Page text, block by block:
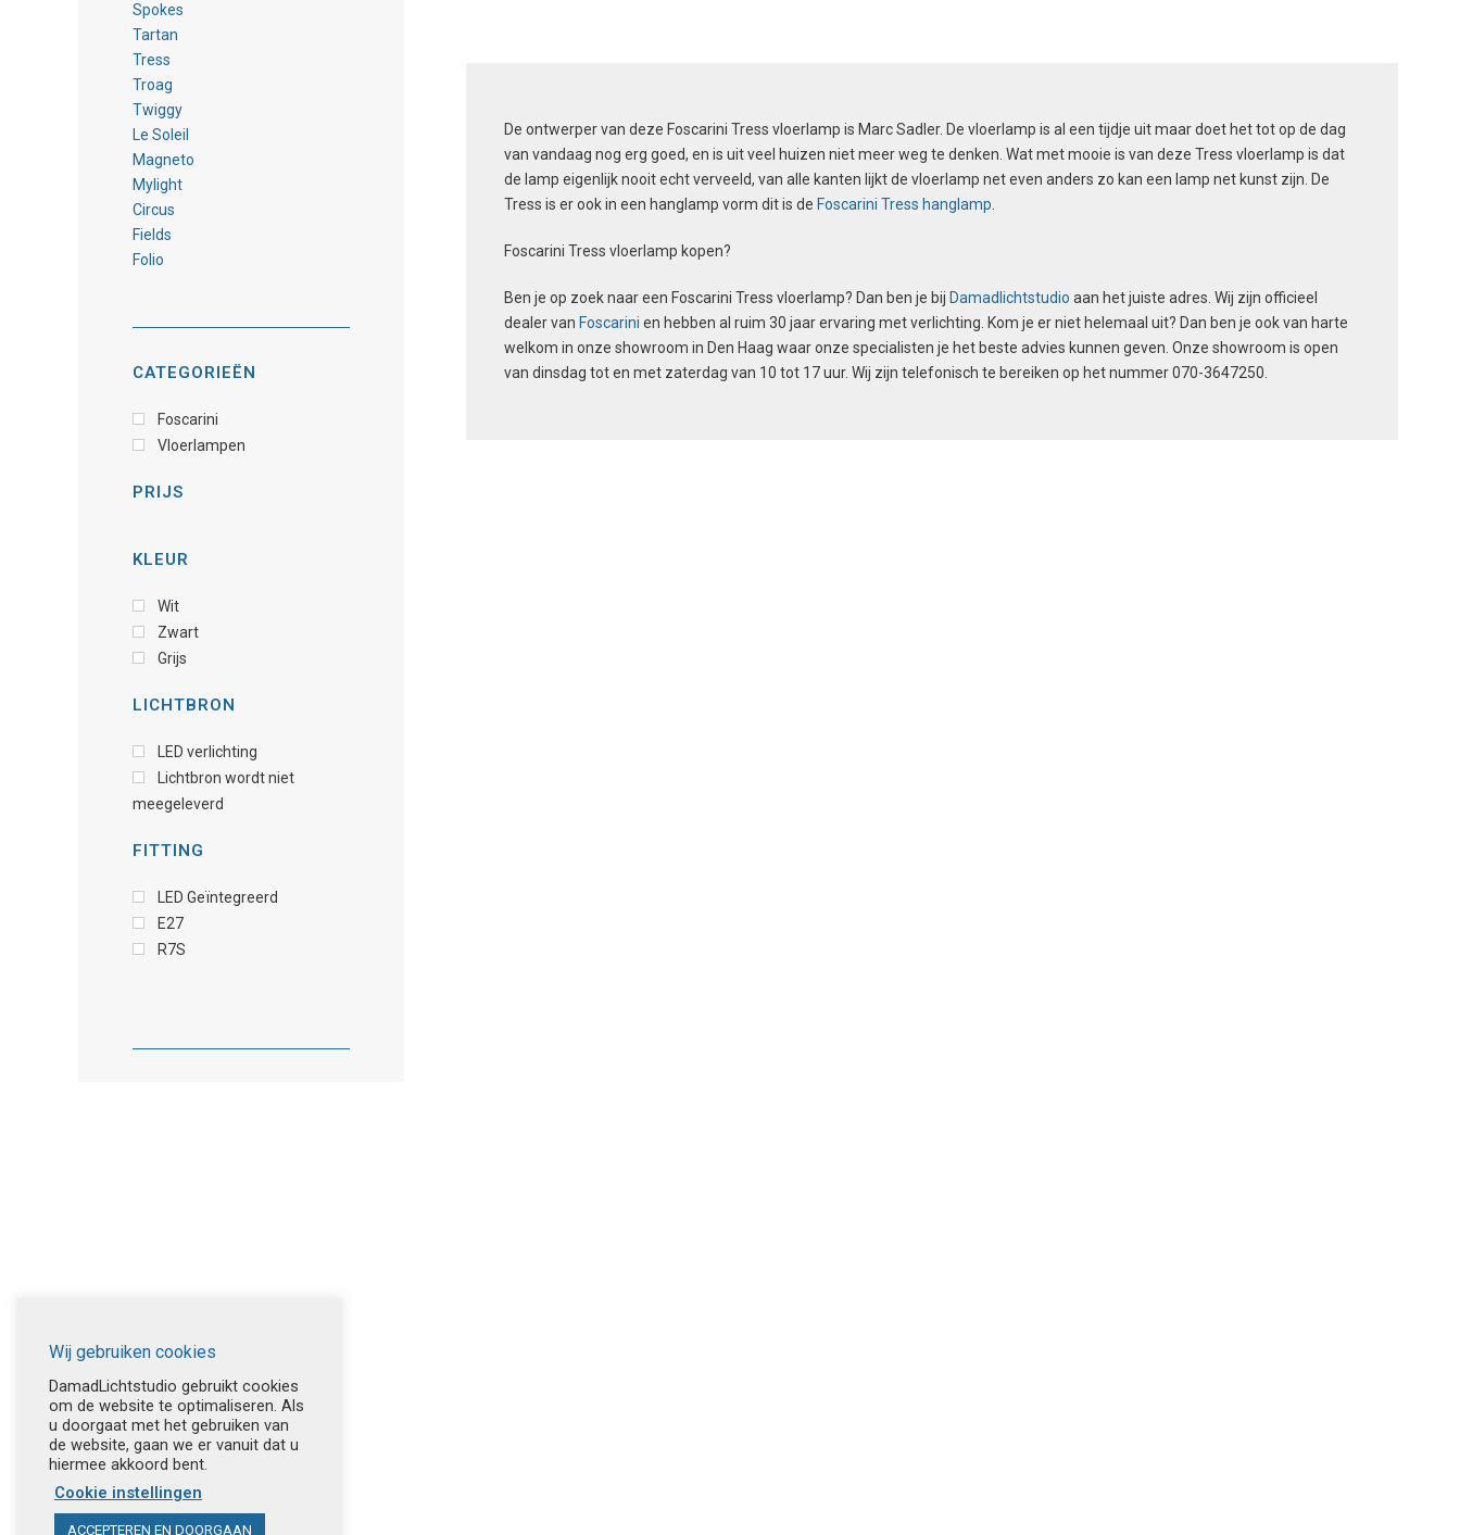
De ontwerper van deze Foscarini Tress vloerlamp is Marc Sadler. De vloerlamp is al een tijdje uit maar doet het tot op de dag
van vandaag nog erg goed, en is uit veel huizen niet meer weg te denken. Wat met mooie is van deze Tress vloerlamp is dat
de lamp eigenlijk nooit echt verveeld, van alle kanten lijkt de vloerlamp net even anders zo kan een lamp net kunst zijn. De
Tress is er ook in een hanglamp vorm dit is de Foscarini Tress hanglamp
Foscarini Tress vloerlamp kopen?
Ben je op zoek naar een Foscarini Tress vloerlamp? Dan ben je bij Damadlichtstudio aan het juiste adres. Wij zijn officieel
dealer van Foscarini en hebben al ruim 30 jaar ervaring met verlichting. Kom je er niet helemaal uit? Dan ben je ook van harte
welkom in onze showroom in Den Haag waar onze specialisten je het beste advies kunnen geven. Onze showroom is open
van dinsdag tot en met zaterdag van 10 tot 17 uur. Wij zijn telefonisch te bereiken op het nummer 070-3647250.
Spokes
Tartan
Tress
Troag
Twiggy
Le Soleil
Magneto
Mylight
Circus
Fields
Folio
CATEGORIEËN
Foscarini
Vloerlampen
PRIJS
KLEUR
Wit
Zwart
Grijs
LICHTBRON
LED verlichting
Lichtbron wordt niet
meegeleverd
FITTING
LED Geïntegreerd
E27
R7S
Wij gebruiken cookies
DamadLichtstudio gebruikt cookies
om de website te optimaliseren. Als
u doorgaat met het gebruiken van
de website, gaan we er vanuit dat u
hiermee akkoord bent.
Cookie instellingen
ACCEPTEREN EN DOORGAAN